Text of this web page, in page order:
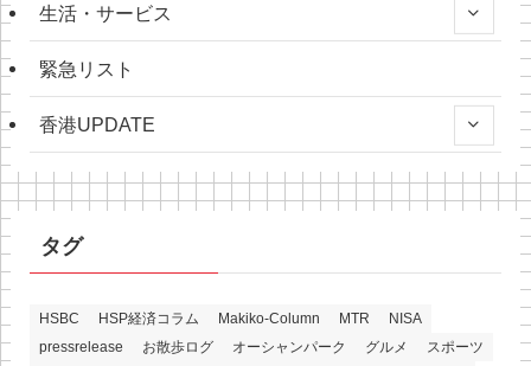
生活・サービス
緊急リスト
香港UPDATE
タグ
HSBC HSP経済コラム Makiko-Column MTR
NISA
pressrelease
お散歩ログ オーシャンパーク グルメ
スポーツ